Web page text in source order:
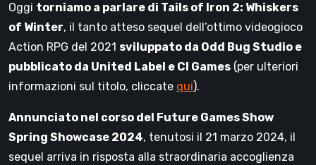
Oggi torniamo a parlare di Tails of Iron 2: Whiskers
of Winter, il tanto atteso sequel dell’ottimo videogioco
Action RPG del 2021 sviluppato da Odd Bug Studio e
pubblicato da United Label e CI Games (per ulteriori
informazioni sul titolo, cliccate qui).
Annunciato nel corso del Future Games Show
Spring Showcase 2024, tenutosi il 21 marzo 2024, il
sequel arriva in risposta alla straordinaria accoglienza